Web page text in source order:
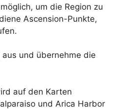
um die Region zu
Ascension-Punkte,
und übernehme die
auf den Karten
und Arica Harbor